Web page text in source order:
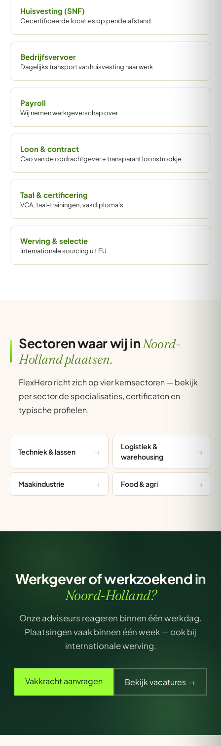
Huisvesting (SNF)
Gecertificeerde locaties op pendelafstand
Bedrijfsvervoer
Dagelijks transport van huisvesting naar werk
Payroll
Wij nemen werkgeverschap over
Loon & contract
Cao van de opdrachtgever + transparant loonstrookje
Taal & certificering
VCA, taal-trainingen, vakdiploma's
Werving & selectie
Internationale sourcing uit EU
Sectoren waar wij inNoord-
Holland plaatsen.
FlexHero richt zich op vier kernsectoren — bekijk
per sector de specialisaties, certificaten en
typische profielen.
Techniek & lassen
Logistiek &
warehousing
Maakindustrie Food & agri
Werkgever of werkzoekend in
Noord-Holland?
Onze adviseurs reageren binnen één werkdag.
Plaatsingen vaak binnen één week — ook bij
internationale werving.
Vakkracht aanvragen Bekijk vacatures →